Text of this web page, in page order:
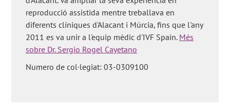
reproducció assistida mentre treballava en
diferents clíniques d'Alacant i Múrcia, fins que l'any
2011 es va unir a l'equip mèdic d'IVF Spain. Més
sobre Dr. Sergio Rogel Cayetano
Numero de col·legiat: 03-0309100